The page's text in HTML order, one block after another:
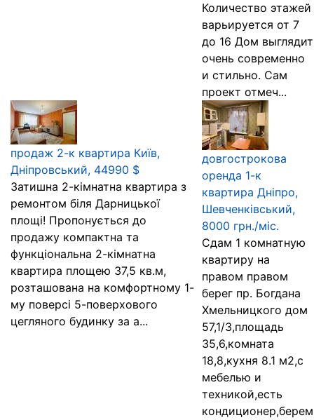
Количество этажей
варьируется от 7
до 16 Дом выглядит
очень современно
и стильно. Сам
проект отмеч...
продаж 2-к квартира Київ,
Дніпровський, 44990 $
Затишна 2-кімнатна квартира з
ремонтом біля Дарницької
площі! Пропонується до
продажу компактна та
функціональна 2-кімнатна
квартира площею 37,5 кв.м,
розташована на комфортному 1-
му поверсі 5-поверхового
цегляного будинку за а...
довгострокова
оренда 1-к
квартира Дніпро,
Шевченківський,
8000 грн./міс.
Сдам 1 комнатную
квартиру на
правом правом
берег пр. Богдана
Хмельницкого дом
57,1/3,площадь
35,6,комната
18,8,кухня 8.1 м2,с
мебелью и
техникой,есть
кондиционер,берем